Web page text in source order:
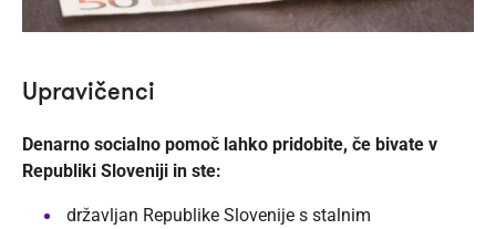
Upravičenci
Denarno socialno pomoč lahko pridobite, če bivate v
Republiki Sloveniji in ste:
državljan Republike Slovenije s stalnim